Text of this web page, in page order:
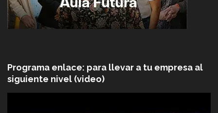
Programa enlace: para llevar a tu empresa al
siguiente nivel (video)